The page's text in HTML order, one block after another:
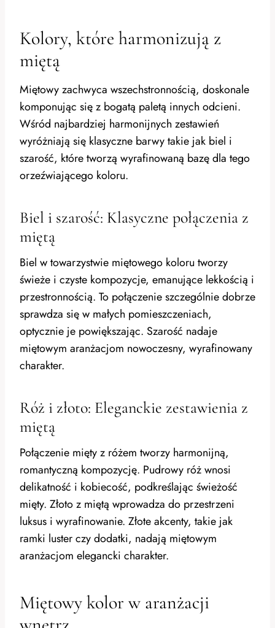
Kolory, które harmonizują z
miętą
Miętowy zachwyca wszechstronnością, doskonale
komponując się z bogatą paletą innych odcieni.
Wśród najbardziej harmonijnych zestawień
wyróżniają się klasyczne barwy takie jak biel i
szarość, które tworzą wyrafinowaną bazę dla tego
orzeźwiającego koloru.
Biel i szarość: Klasyczne połączenia z
miętą
Biel w towarzystwie miętowego koloru tworzy
świeże i czyste kompozycje, emanujące lekkością i
przestronnością. To połączenie szczególnie dobrze
sprawdza się w małych pomieszczeniach,
optycznie je powiększając. Szarość nadaje
miętowym aranżacjom nowoczesny, wyrafinowany
charakter.
Róż i złoto: Eleganckie zestawienia z
miętą
Połączenie mięty z różem tworzy harmonijną,
romantyczną kompozycję. Pudrowy róż wnosi
delikatność i kobiecość, podkreślając świeżość
mięty. Złoto z miętą wprowadza do przestrzeni
luksus i wyrafinowanie. Złote akcenty, takie jak
ramki luster czy dodatki, nadają miętowym
aranżacjom elegancki charakter.
Miętowy kolor w aranżacji